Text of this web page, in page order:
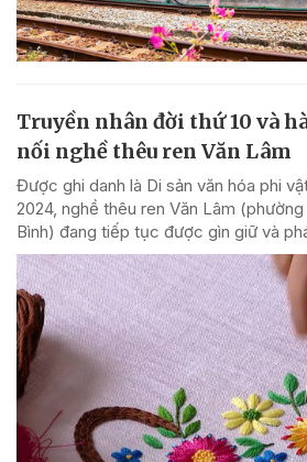
Truyền nhân đời thứ 10 và
nối nghề thêu ren Văn Lâm
Được ghi danh là Di sản văn hóa phi
2024, nghề thêu ren Văn Lâm
Bình) đang tiếp tục được gìn giữ và